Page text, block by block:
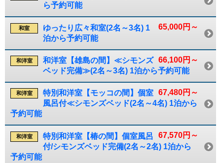
ら予約可能
65,000円～
和室
ゆったり広々和室(2名～3名) 1
泊から予約可能
66,100円～
和洋室
和洋室【雄島の間】≪シモンズ
ベッド完備≫(2名～3名) 1泊から予約可能
67,480円～
和洋室
特別和洋室【モッコの間】個室
風呂付≪シモンズベッド(2名～4名) 1泊から
予約可能
67,570円～
和洋室
特別和洋室【椿の間】個室風呂
付/シモンズベッド完備(2名～2名) 1泊から
予約可能